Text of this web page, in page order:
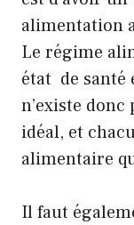
alimentation
Le régime
état de santé
n’existe
idéal, et
alimentaire
Il faut